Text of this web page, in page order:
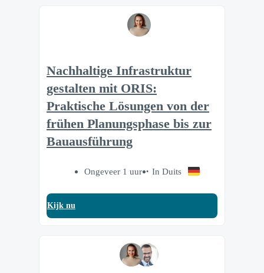
Nachhaltige Infrastruktur
gestalten mit ORIS:
Praktische Lösungen von der
frühen Planungsphase bis zur
Bauausführung
Ongeveer 1 uur In Duits
Kijk nu